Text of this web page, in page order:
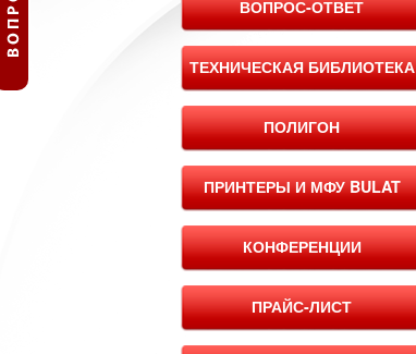
ВОПРОС-ОТВЕТ
ТЕХНИЧЕСКАЯ БИБЛИОТЕКА
ПОЛИГОН
ПРИНТЕРЫ И МФУ BULAT
КОНФЕРЕНЦИИ
ПРАЙС-ЛИСТ